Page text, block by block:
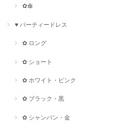
✿傘
♥ パーティードレス
✿ ロング
✿ ショート
✿ ホワイト・ピンク
✿ ブラック・黒
✿ シャンパン・金